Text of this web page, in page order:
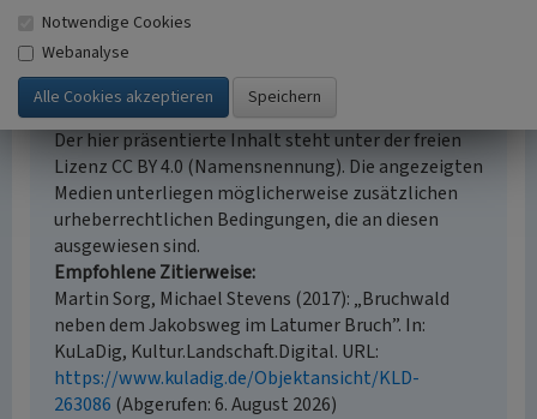
Empfohlene Zitierweise
Urheberrechtlicher Hinweis
Der hier präsentierte Inhalt steht unter der freien
Lizenz CC BY 4.0 (Namensnennung). Die angezeigten
Medien unterliegen möglicherweise zusätzlichen
urheberrechtlichen Bedingungen, die an diesen
ausgewiesen sind.
Empfohlene Zitierweise
Martin Sorg, Michael Stevens (2017): „Bruchwald
neben dem Jakobsweg im Latumer Bruch”. In:
KuLaDig, Kultur.Landschaft.Digital. URL:
https://www.kuladig.de/Objektansicht/KLD-
263086 (Abgerufen: 6. August 2026)
Notwendige Cookies
Webanalyse